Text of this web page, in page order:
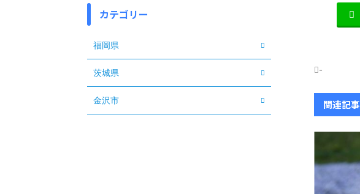
-
関連記事
カテゴリー
福岡県
茨城県
金沢市